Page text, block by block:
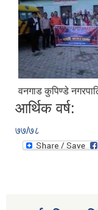
वनगाड कुपिण्डे
आर्थिक वर्ष:
७७/७८